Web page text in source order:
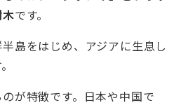
です。
島をはじめ、アジアに生息し
が特徴です。日本や中国で